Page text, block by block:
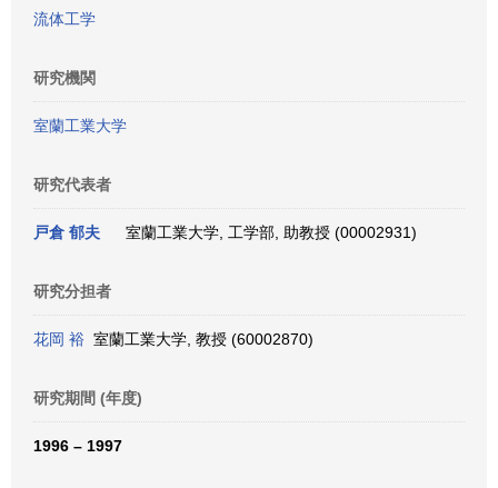
流体工学
研究機関
室蘭工業大学
研究代表者
戸倉 郁夫 室蘭工業大学, 工学部, 助教授 (00002931)
研究分担者
花岡 裕 室蘭工業大学, 教授 (60002870)
研究期間 (年度)
1996 – 1997